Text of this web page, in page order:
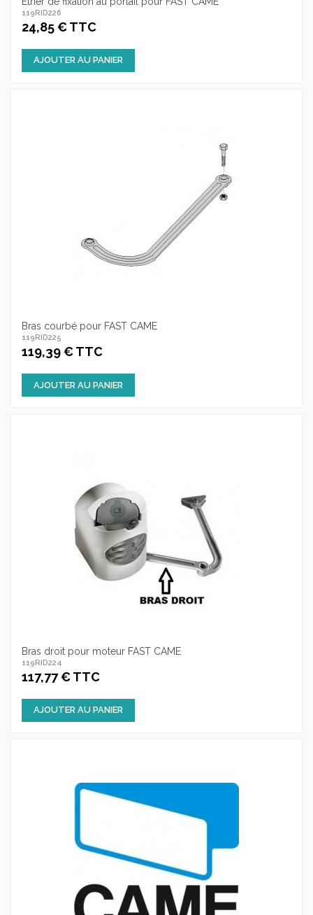
119RID226
24,85 € TTC
AJOUTER AU PANIER
Bras courbé pour FAST CAME
119RID225
119,39 € TTC
AJOUTER AU PANIER
Bras droit pour moteur FAST CAME
119RID224
117,77 € TTC
AJOUTER AU PANIER